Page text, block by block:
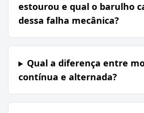
estourou e qual o barulho
dessa falha mecânica?
Qual a diferença entre
contínua e alternada?